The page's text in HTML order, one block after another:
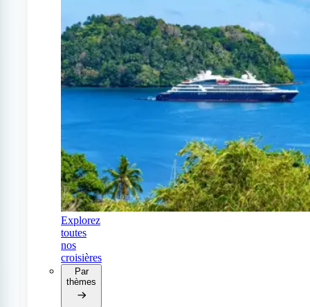
Explorez
toutes
nos
croisières
Par
thèmes